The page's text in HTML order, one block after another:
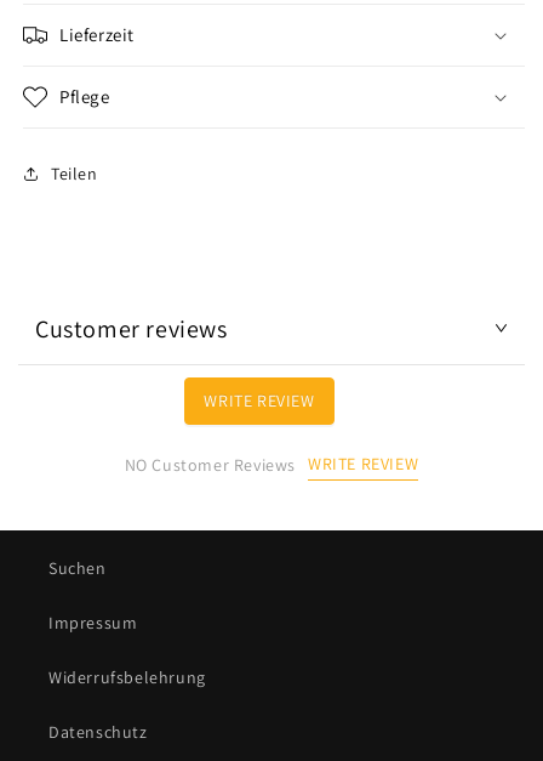
Lieferzeit
Pflege
Teilen
Customer reviews
WRITE REVIEW
NO Customer Reviews WRITE REVIEW
Suchen
Impressum
Widerrufsbelehrung
Datenschutz